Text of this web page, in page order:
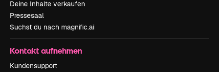
Deine Inhalte verkaufen
Pressesaal
Suchst du nach magnific.ai
Kontakt aufnehmen
Kundensupport